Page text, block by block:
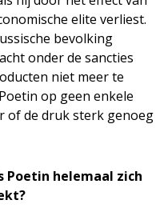
elite verliest.
bevolking
onder de sancties
niet meer te
op geen enkele
of de druk sterk genoeg
Poetin helemaal zich